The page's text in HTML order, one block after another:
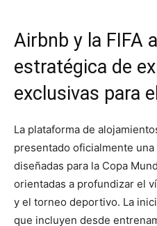
Airbnb y la FIFA
estratégica de
exclusivas para
La plataforma de
presentado oficialmente
diseñadas para la Copa
orientadas a profundizar el
y el torneo deportivo. La
que incluyen desde